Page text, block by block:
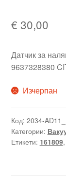
€ 30,00
Датчик за
9637328380
Изчерпан
Код: 2034-
Категории:
Етикети: 161809,